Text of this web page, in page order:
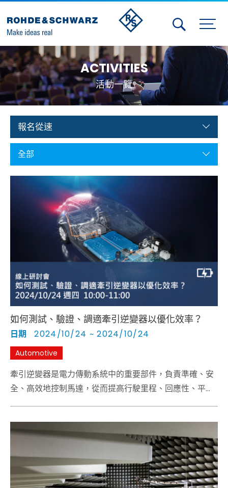
Activities
Contact Us
Member
Calendar
Member Login
Aerospace | Defense | Security
Broadcast and Media
Cybersecurity
ACTIVITIES
活動一覽
報名從速
全部
如何測試、驗證、調適牽引逆變器以優化效率？
日期 2024/10/24 ~ 2024/10/24
Automotive
牽引逆變器是電力傳動系統中的重要部件，負責準確、安
全、高效地控制馬達，從而提高行駛里程、回應性、平穩